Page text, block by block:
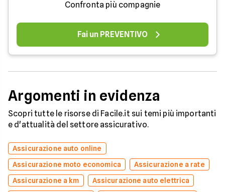
Confronta più compagnie
Fai un PREVENTIVO
Argomenti in evidenza
Scopri tutte le risorse di Facile.it sui temi più importanti
e d'attualità del settore assicurativo.
Assicurazione auto online
Assicurazione moto economica
Assicurazione a rate
Assicurazione a km
Assicurazione auto elettrica